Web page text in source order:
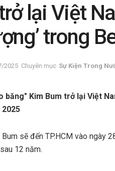
lại Việt
trong
2025 Chuyên mục Sự Kiện Trong
băng" Kim Bum trở lại Việt
Bum sẽ đến TP.HCM vào
12 năm.